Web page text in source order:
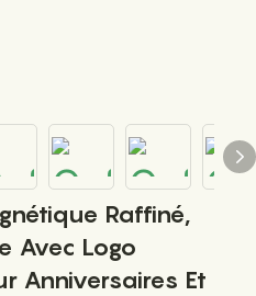
Raffiné,
Avec Logo
Anniversaires Et